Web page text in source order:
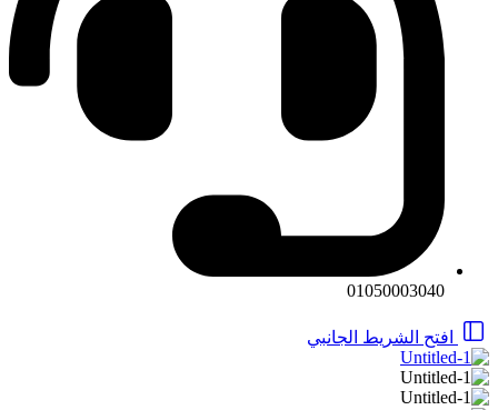
01050003040
افتح الشريط الجانبي